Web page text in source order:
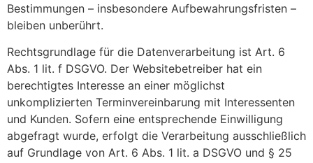
Bestimmungen – insbesondere Aufbewahrungsfristen –
bleiben unberührt.
Rechtsgrundlage für die Datenverarbeitung ist Art. 6
Abs. 1 lit. f DSGVO. Der Websitebetreiber hat ein
berechtigtes Interesse an einer möglichst
unkomplizierten Terminvereinbarung mit Interessenten
und Kunden. Sofern eine entsprechende Einwilligung
abgefragt wurde, erfolgt die Verarbeitung ausschließlich
auf Grundlage von Art. 6 Abs. 1 lit. a DSGVO und § 25